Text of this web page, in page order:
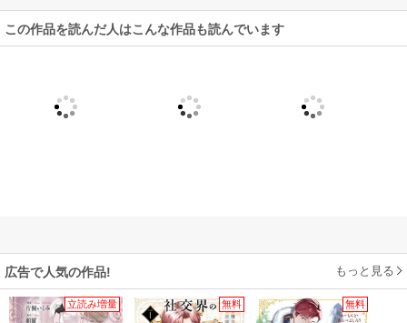
この作品を読んだ人はこんな作品も読んでいます
広告で人気の作品! もっと見る
立読み増量 無料 無料